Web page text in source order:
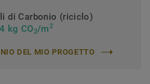
di Carbonio (riciclo)
kg CO2/m2
DEL MIO PROGETTO